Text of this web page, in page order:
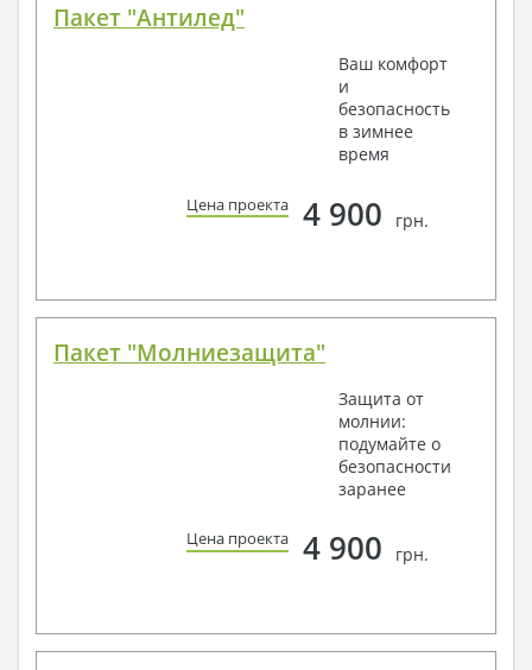
Пакет "Антилед"
Ваш комфорт
и
безопасность
в зимнее
время
Цена проекта 4 900 грн.
Пакет "Молниезащита"
Защита от
молнии:
подумайте о
безопасности
заранее
Цена проекта 4 900 грн.